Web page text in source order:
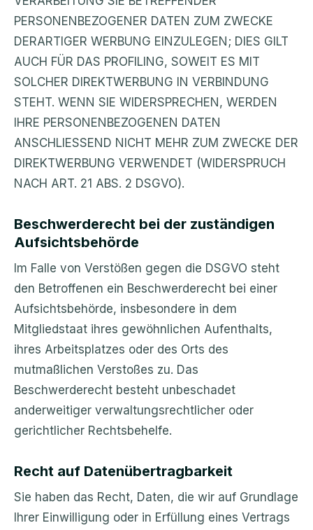
PERSONENBEZOGENER DATEN ZUM ZWECKE
DERARTIGER WERBUNG EINZULEGEN; DIES GILT
AUCH FÜR DAS PROFILING, SOWEIT ES MIT
SOLCHER DIREKTWERBUNG IN VERBINDUNG
STEHT. WENN SIE WIDERSPRECHEN, WERDEN
IHRE PERSONENBEZOGENEN DATEN
ANSCHLIESSEND NICHT MEHR ZUM ZWECKE DER
DIREKTWERBUNG VERWENDET (WIDERSPRUCH
NACH ART. 21 ABS. 2 DSGVO).
Beschwerderecht bei der zuständigen
Aufsichtsbehörde
Im Falle von Verstößen gegen die DSGVO steht
den Betroffenen ein Beschwerderecht bei einer
Aufsichtsbehörde, insbesondere in dem
Mitgliedstaat ihres gewöhnlichen Aufenthalts,
ihres Arbeitsplatzes oder des Orts des
mutmaßlichen Verstoßes zu. Das
Beschwerderecht besteht unbeschadet
anderweitiger verwaltungsrechtlicher oder
gerichtlicher Rechtsbehelfe.
Recht auf Datenübertragbarkeit
Sie haben das Recht, Daten, die wir auf Grundlage
Ihrer Einwilligung oder in Erfüllung eines Vertrags